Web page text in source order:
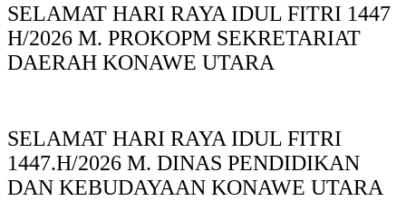
SELAMAT HARI RAYA IDUL FITRI 1447
H/2026 M. PROKOPM SEKRETARIAT
DAERAH KONAWE UTARA
SELAMAT HARI RAYA IDUL FITRI
1447.H/2026 M. DINAS PENDIDIKAN
DAN KEBUDAYAAN KONAWE UTARA